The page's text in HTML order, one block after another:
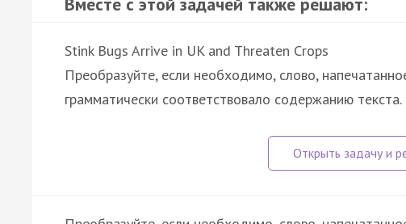
Stink Bugs Arrive in UK and Threaten Crops
Преобразуйте, если необходимо, слово,
грамматически соответствовало содержанию